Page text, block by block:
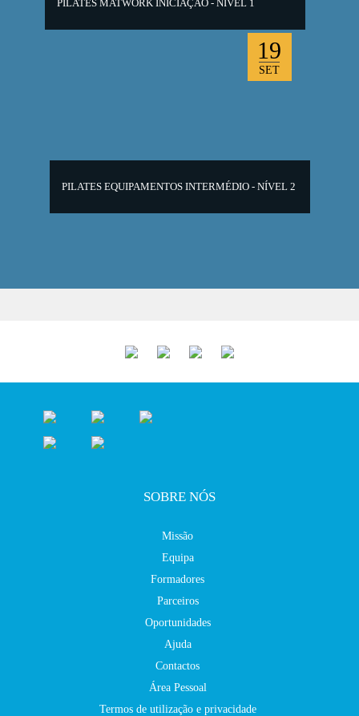
PILATES MATWORK INICIAÇÃO - NÍVEL 1
19
SET
PILATES EQUIPAMENTOS INTERMÉDIO - NÍVEL 2
SOBRE NÓS
Missão
Equipa
Formadores
Parceiros
Oportunidades
Ajuda
Contactos
Área Pessoal
Termos de utilização e privacidade